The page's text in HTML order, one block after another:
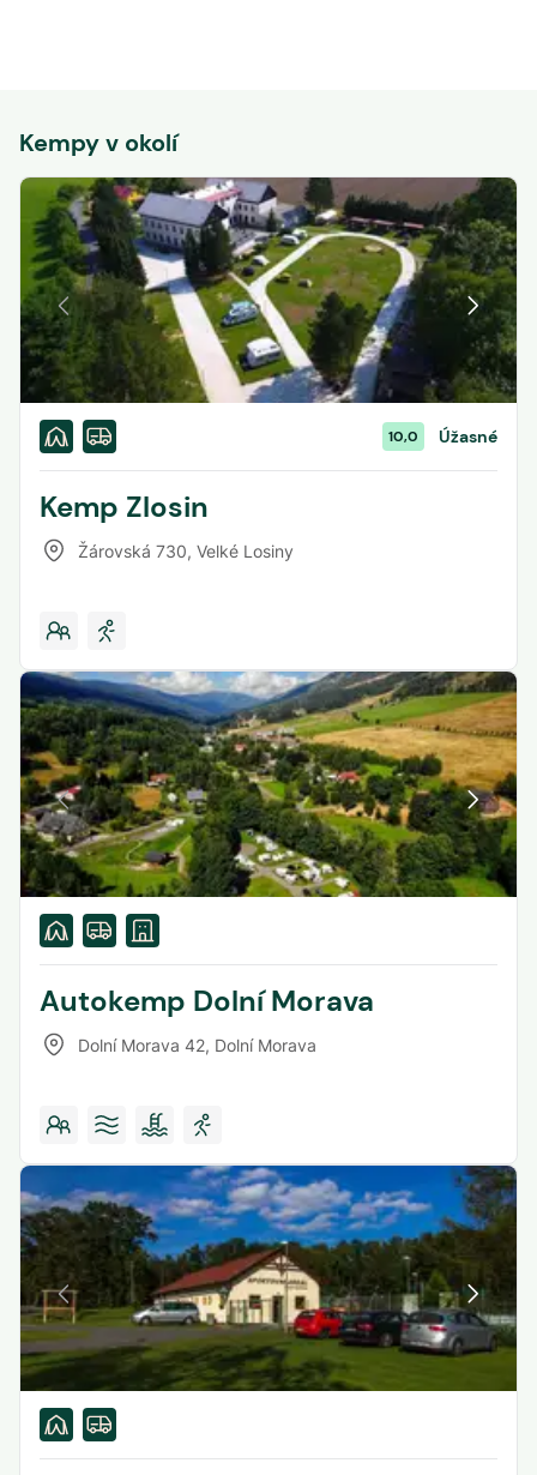
Kempy v okolí
10,0 Úžasné
Kemp Zlosin
Žárovská 730, Velké Losiny
Autokemp Dolní Morava
Dolní Morava 42, Dolní Morava